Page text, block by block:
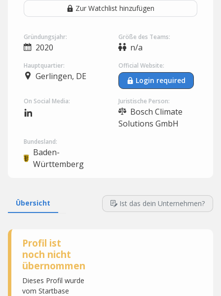
Zur Watchlist hinzufügen
Gründungsjahr:
2020
Größe des Teams:
n/a
Hauptquartier:
Gerlingen, DE
Official Website:
Login required
On Social Media: Juristische Person:
Bosch Climate
Solutions GmbH
Bundesland:
Baden-
Württemberg
Übersicht Ist das dein Unternehmen?
Profil ist
noch nicht
übernommen
Dieses Profil wurde
vom Startbase